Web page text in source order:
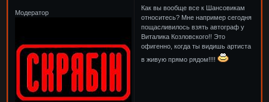
Модератор
Как вы вообще все к Шансовикам
относитесь? Мне например сегодня
пощасливилось взять автограф у
Виталика Козловского!! Это
офигенно, когда ты видишь артиста
в живую прямо рядом!!!!